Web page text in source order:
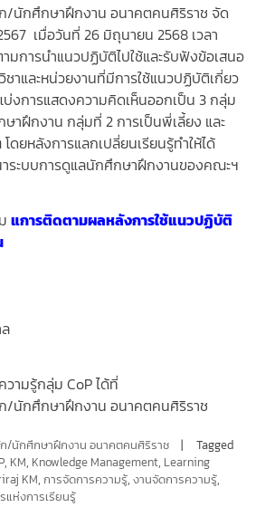
/นักศึกษาฝึกงาน อนาคตคนศิริราช จัด
เมื่อวันที่ 26 มิถุนายน 2568 เวลา
มการนำแนวปฏิบัติไปใช้และรับฟังข้อเสนอ
ชาและหน่วยงานที่มีการใช้แนวปฏิบัติเกี่ยว
งการแสดงความคิดเห็นออกเป็น 3 กลุ่ม
าฝึกงาน กลุ่มที่ 2 การเป็นพี่เลี้ยง และ
ดยหลังการแลกเปลี่ยนเรียนรู้ทำให้ได้
ระบบการดูแลนักศึกษาฝึกงานของคณะฯ
แการติดตามผลหลังการใช้แนวปฏิบัติ
ามรู้กลุ่ม CoP ได้ที่
/นักศึกษาฝึกงาน อนาคตคนศิริราช
/นักศึกษาฝึกงาน อนาคตคนศิริราช
Tagged
, KM, Knowledge Management, Learning
KM, การจัดการความรู้, งานจัดการความรู้,
แห่งการเรียนรู้